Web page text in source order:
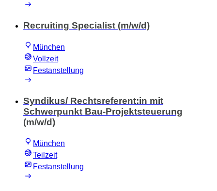
Recruiting Specialist (m/w/d)
München
Vollzeit
Festanstellung
Syndikus/ Rechtsreferent:in mit
Schwerpunkt Bau-Projektsteuerung
(m/w/d)
München
Teilzeit
Festanstellung